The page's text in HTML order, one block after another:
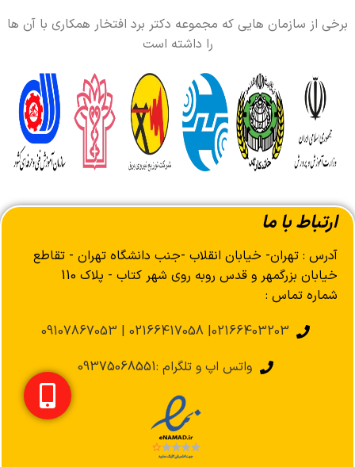
برخی از سازمان هایی که مجموعه دکتر برد افتخار همکاری با آن ها
را داشته است
ارتباط با ما
آدرس : تهران- خیابان انقلاب -جنب دانشگاه تهران - تقاطع
خیابان بزرگمهر و قدس روبه روی شهر کتاب - پلاک 110
شماره تماس :
02166403203| 02166417058 | 09107867053
واتس اپ و تلگرام :09375068551